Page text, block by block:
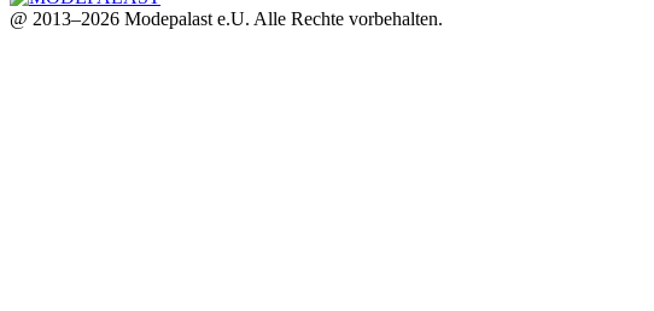
@ 2013–2026 Modepalast e.U. Alle Rechte vorbehalten.